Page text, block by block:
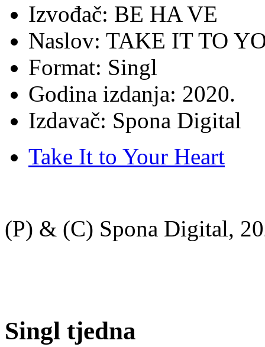
Izvođač: BE HA VE
Naslov: TAKE IT TO
Format: Singl
Godina izdanja: 2020.
Izdavač: Spona Digital
Take It to Your Heart
(P) & (C) Spona Digital,
Singl tjedna